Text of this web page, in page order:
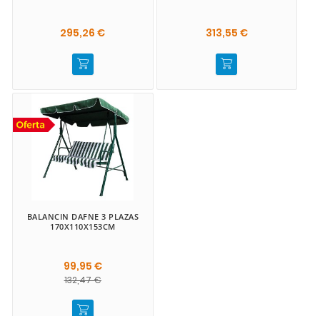
295,26 € 313,55 €
BALANCIN DAFNE 3 PLAZAS
170X110X153CM
99,95 €
132,47 €